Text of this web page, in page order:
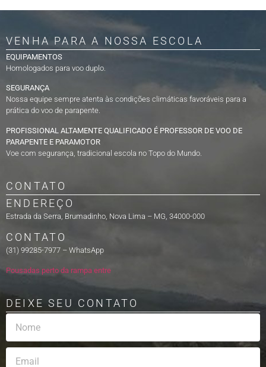
VENHA PARA A NOSSA ESCOLA
EQUIPAMENTOS
Homologados para voo duplo.
SEGURANÇA
Nossa equipe sempre atenta às condições climáticas favoráveis para a
prática do voo de parapente.
PROFISSIONAL ALTAMENTE QUALIFICADO É PROFESSOR DE VOO DE
PARAPENTE E PARAMOTOR
Voe com segurança, tradicional escola no Topo do Mundo.
CONTATO
ENDEREÇO
Estrada da Serra, Brumadinho, Nova Lima – MG, 34000-000
CONTATO
(31) 99285-7977 – WhatsApp
Pousadas perto da rampa entre
DEIXE SEU CONTATO